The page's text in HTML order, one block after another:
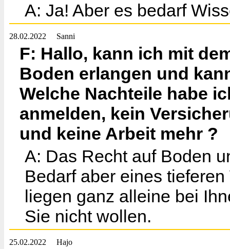
A: Ja! Aber es bedarf
28.02.2022 Sanni
F: Hallo, kann ich mit
Boden erlangen und
Welche Nachteile habe
anmelden, kein
und keine Arbeit mehr ?
A: Das Recht auf Boden
Bedarf aber eines
liegen ganz alleine bei
Sie nicht wollen.
25.02.2022 Hajo